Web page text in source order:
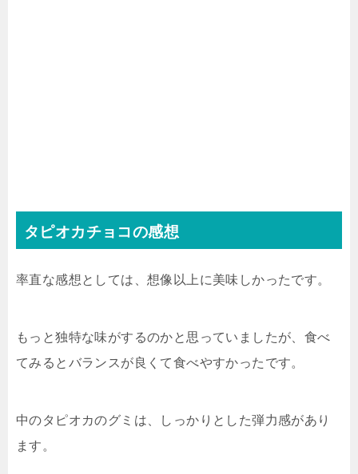
タピオカチョコの感想
率直な感想としては、想像以上に美味しかったです。
もっと独特な味がするのかと思っていましたが、食べ
てみるとバランスが良くて食べやすかったです。
中のタピオカのグミは、しっかりとした弾力感があり
ます。